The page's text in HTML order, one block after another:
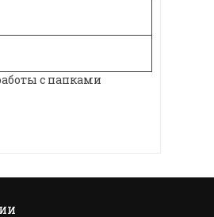
с папками